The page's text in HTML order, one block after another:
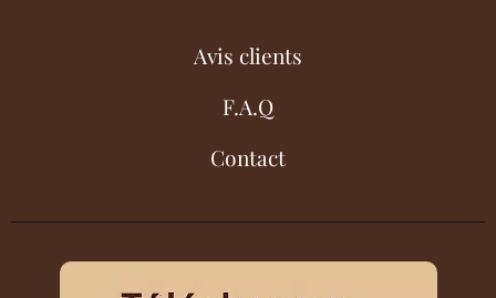
Avis clients
F.A.Q
Contact